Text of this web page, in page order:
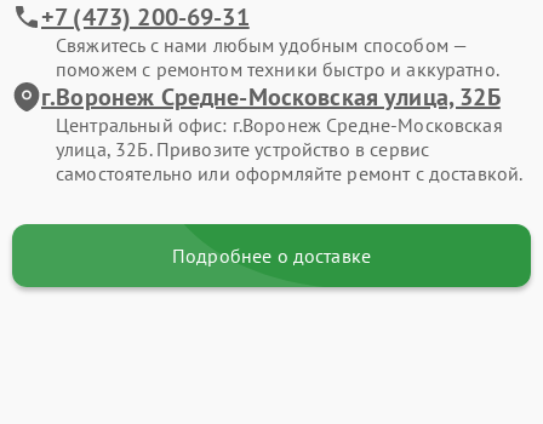
+7 (473) 200-69-31
Свяжитесь с нами любым удобным способом —
поможем с ремонтом техники быстро и аккуратно.
г.Воронеж Средне-Московская улица, 32Б
Центральный офис: г.Воронеж Средне-Московская
улица, 32Б. Привозите устройство в сервис
самостоятельно или оформляйте ремонт с доставкой.
Подробнее о доставке